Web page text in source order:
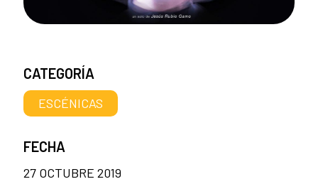
CATEGORÍA
ESCÉNICAS
FECHA
27 OCTUBRE 2019